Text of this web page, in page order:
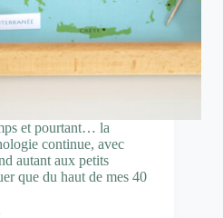
et pourtant… la
continue, avec
autant aux petits
que du haut de mes 40